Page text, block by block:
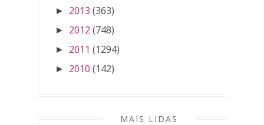
► 2013 (363)
► 2012 (748)
► 2011 (1294)
► 2010 (142)
MAIS LIDAS